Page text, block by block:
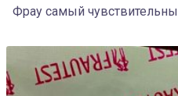
Фрау самый